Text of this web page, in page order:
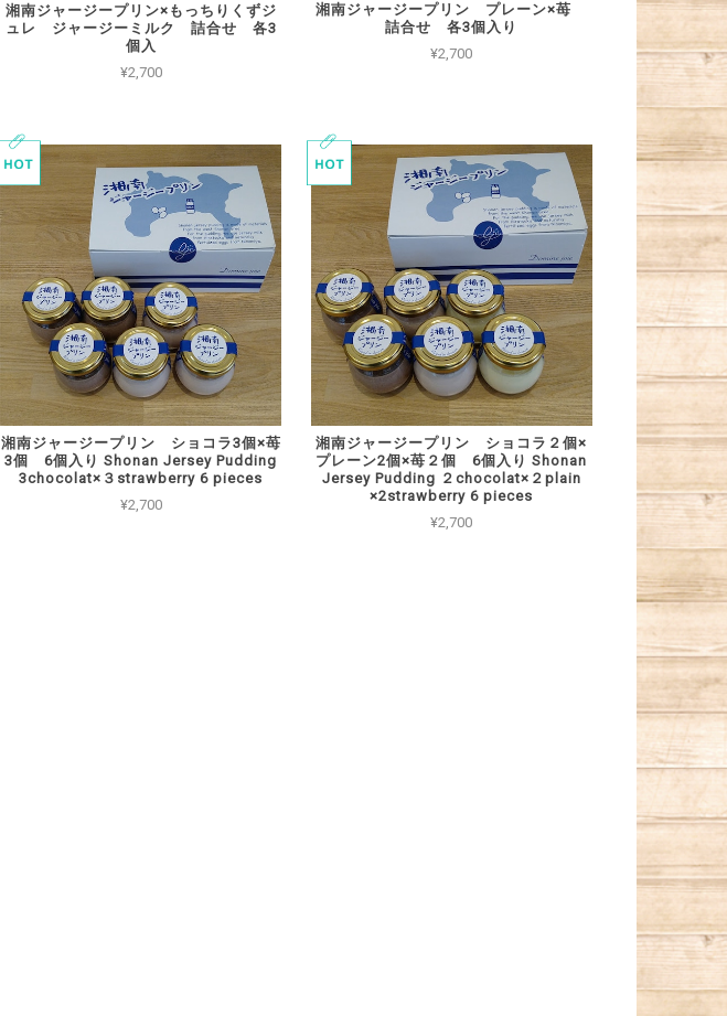
湘南ジャージープリン×もっちりくずジ
ュレ ジャージーミルク 詰合せ 各3
個入
¥2,700
湘南ジャージープリン プレーン×苺
詰合せ 各3個入り
¥2,700
湘南ジャージープリン ショコラ3個×苺
3個 6個入り Shonan Jersey Pudding
3chocolat×３strawberry 6 pieces
¥2,700
湘南ジャージープリン ショコラ２個×
プレーン2個×苺２個 6個入り Shonan
Jersey Pudding ２chocolat×２plain
×2strawberry 6 pieces
¥2,700